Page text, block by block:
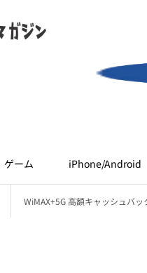
ゲーム iPhone/Android
WiMAX+5G 高額キャッシュバ